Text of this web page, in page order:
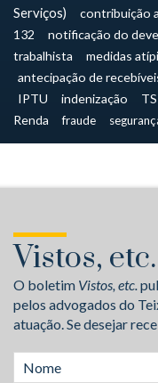
Serviços)
contribuição
132
notificação do
trabalhista
medidas
antecipação de
IPTU
indenização
Renda
fraude
Vistos, etc.
O boletim Vistos, etc.
pelos advogados do
atuação. Se desejar